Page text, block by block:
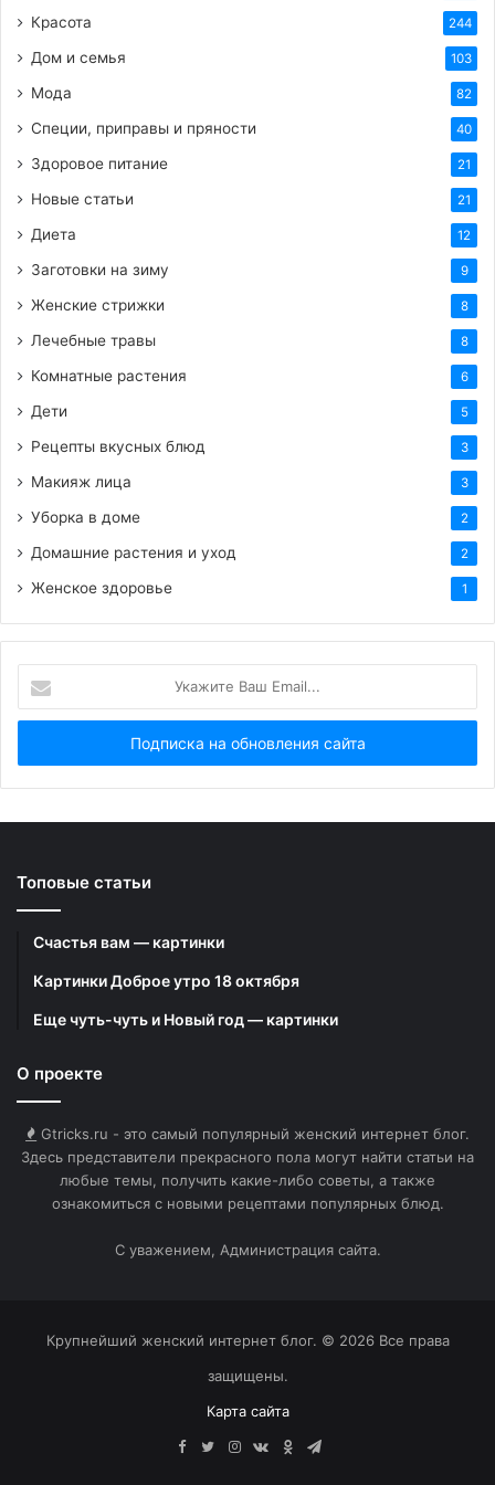
Открытка доброе утро 23 января!
HTML-код для вставки на сайт и блог:
BB-код для вставки на форум:
Проведи день с пользой.
HTML-код для вставки на сайт и блог:
BB-код для вставки на форум:
Милая белочка.
HTML-код для вставки на сайт и блог:
Гармонии и доброго утра 23 января!
HTML-код для вставки на сайт и блог:
BB-код для вставки на форум:
Ссылка на изображение:
Осуществления планов.
Ссылка на изображение:
Красота 244
Дом и семья 103
Мода 82
Специи, приправы и пряности 40
Здоровое питание 21
Новые статьи 21
Диета 12
Заготовки на зиму 9
Женские стрижки 8
Лечебные травы 8
Комнатные растения 6
Дети 5
Рецепты вкусных блюд 3
Макияж лица 3
Уборка в доме 2
Домашние растения и уход 2
Женское здоровье 1
Ваш
Email...
Топовые статьи
Счастья вам — картинки
Картинки Доброе утро 18 октября
Еще чуть-чуть и Новый год — картинки
О проекте
Gtricks.ru - это самый популярный женский интернет блог.
Здесь представители прекрасного пола могут найти статьи на
любые темы, получить какие-либо советы, а также
ознакомиться с новыми рецептами популярных блюд.
С уважением, Администрация сайта.
Крупнейший женский интернет блог. © 2026 Все права
защищены.
Карта сайта
Facebook
TwitterInstagram
vk.comОдноклассники
Telegram